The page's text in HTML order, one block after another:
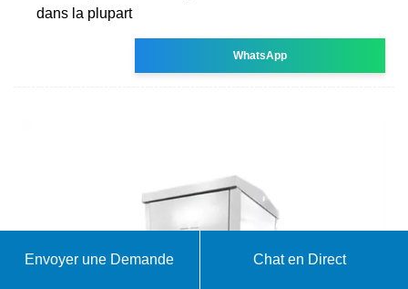
dans la plupart
WhatsApp
Envoyer une Demande Chat en Direct